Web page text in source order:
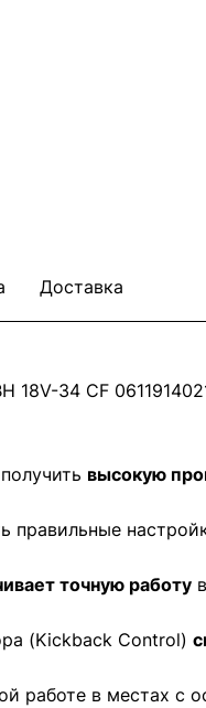
Доставка
18V-34 CF
высокую
точную работу
(Kickback Control)
работе в местах с